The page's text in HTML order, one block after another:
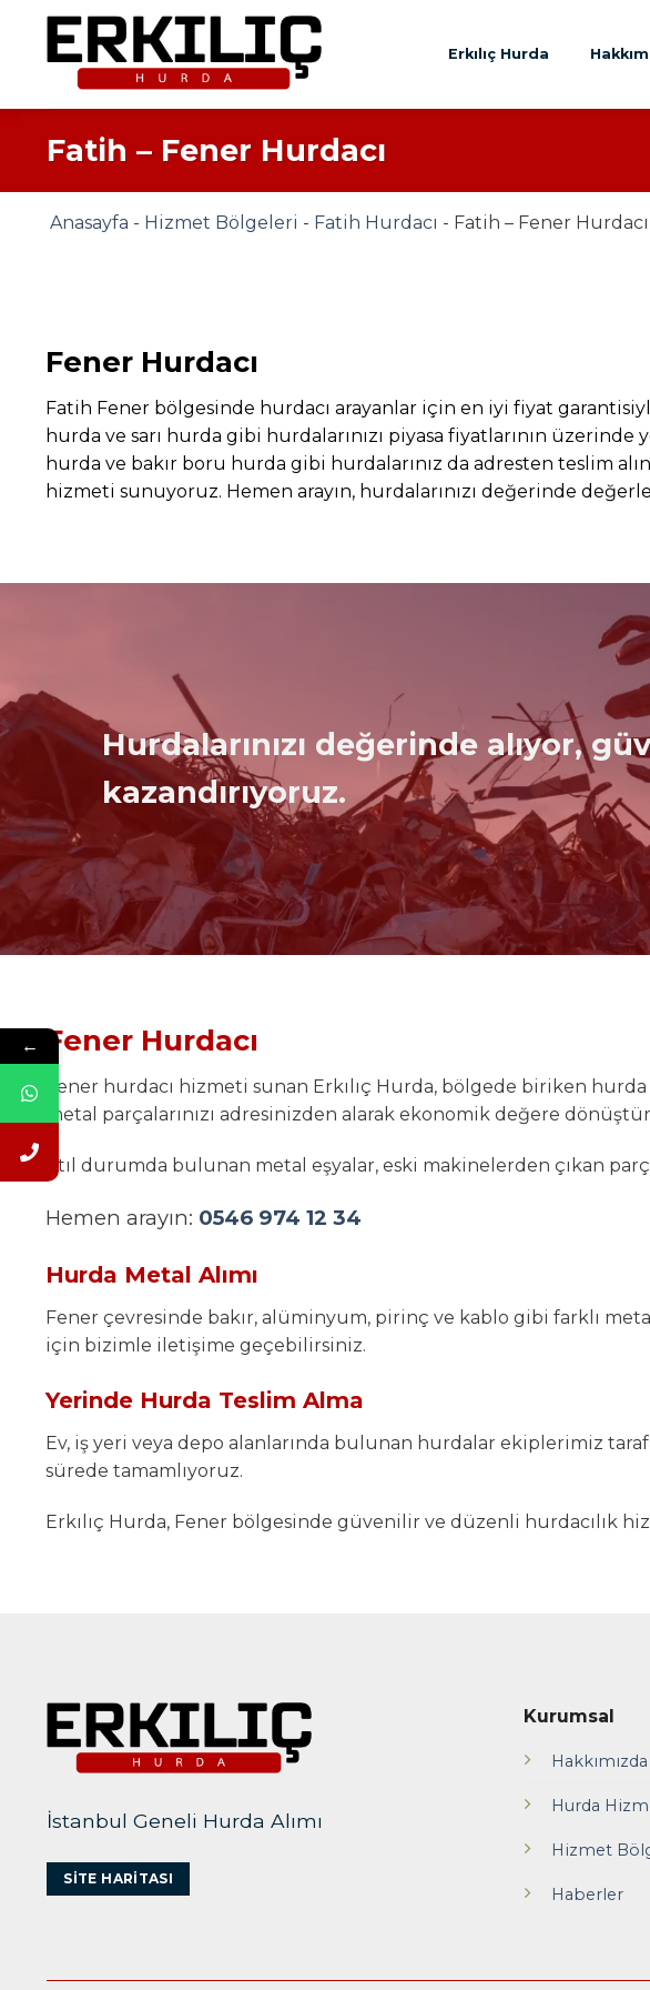
İçeriğe
Erkılıç Hurda
Fatih – Fener Hurdacı
Anasayfa - Hizmet Bölgeleri - Fatih Hurdacı - Fatih – Fener Hurdacı
Fener Hurdacı
Fatih Fener bölgesinde hurdacı arayanlar için en iyi fiyat
hurda ve sarı hurda gibi hurdalarınızı piyasa fiyatlarının
hurda ve bakır boru hurda gibi hurdalarınız da adresten teslim
hizmeti sunuyoruz. Hemen arayın, hurdalarınızı değerinde
Hurdalarınızı değerinde alıyor,
kazandırıyoruz.
Fener Hurdacı
Fener hurdacı hizmeti sunan Erkılıç Hurda, bölgede biriken
metal parçalarınızı adresinizden alarak ekonomik değere
Atıl durumda bulunan metal eşyalar, eski makinelerden çıkan
Hemen arayın: 0546 974 12 34
Hurda Metal Alımı
Fener çevresinde bakır, alüminyum, pirinç ve kablo gibi farklı
için bizimle iletişime geçebilirsiniz.
Yerinde Hurda Teslim Alma
Ev, iş yeri veya depo alanlarında bulunan hurdalar ekiplerimiz
sürede tamamlıyoruz.
Erkılıç Hurda, Fener bölgesinde güvenilir ve düzenli hurdacılık
İstanbul Geneli Hurda Alımı
SITE HARITASI
Kurumsal
Hakkımızda
Hurda
Hizmet
Haberler
←